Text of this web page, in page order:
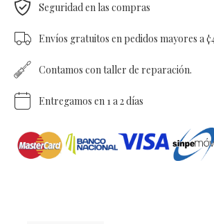
Seguridad en las compras
Envíos gratuitos en pedidos mayores a
Contamos con taller de reparación.
Entregamos en 1 a 2 días